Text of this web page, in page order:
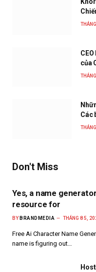
Nhà”
của
Các
năm
Don't Miss
Yes, a name
resource for
BY BRANDMEDIA THÁNG 8 5,
Free Ai Character Name
name is figuring out…